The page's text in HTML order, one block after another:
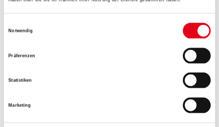
Notwendig
Präferenzen
Statistiken
Marketing